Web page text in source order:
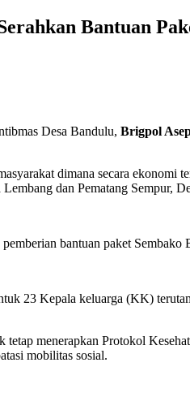
Bantuan
Desa Bandulu, Brigpol
dimana secara
dan Pematang Sempur,
bantuan paket
23 Kepala keluarga (KK)
menerapkan Protokol
mobilitas sosial.